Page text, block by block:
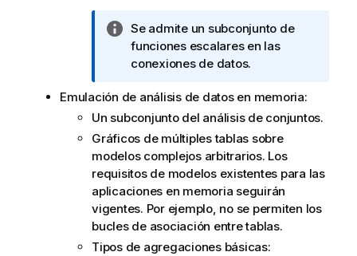
N
o
t
i
n
f
o
r
m
a
t
i
Se admite un subconjunto de
funciones escalares en las
conexiones de datos.
Emulación de análisis de datos en memoria:
Un subconjunto del análisis de conjuntos.
Gráficos de múltiples tablas sobre
modelos complejos arbitrarios. Los
requisitos de modelos existentes para las
aplicaciones en memoria seguirán
vigentes. Por ejemplo, no se permiten los
bucles de asociación entre tablas.
Tipos de agregacionesbásicas: